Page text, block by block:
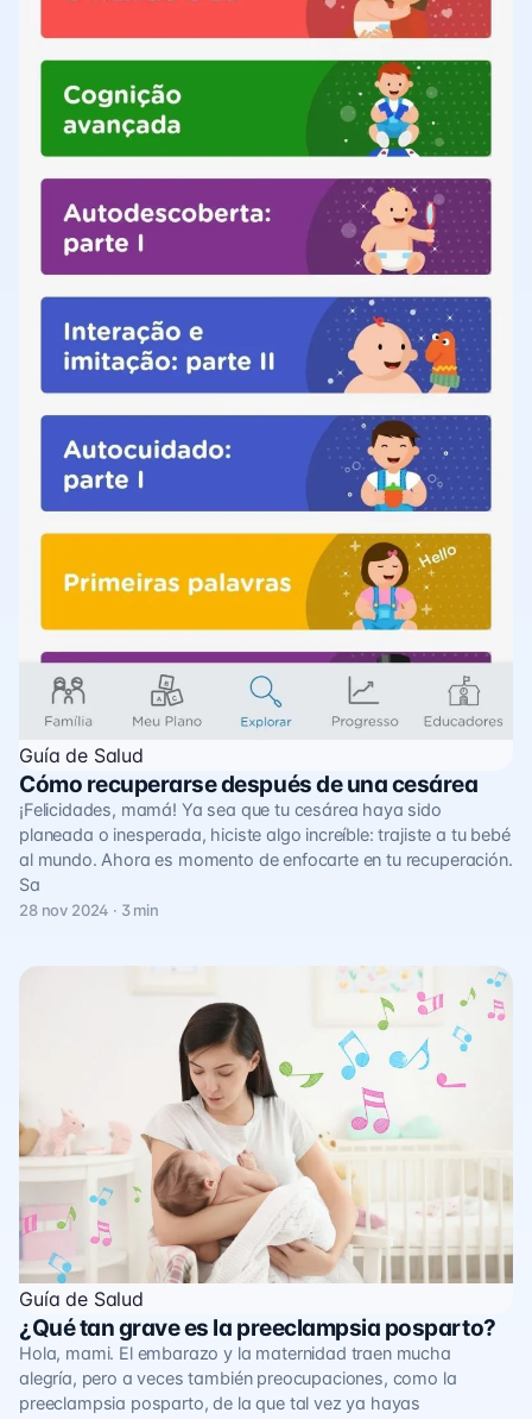
Guía de Salud
Cómo recuperarse después de una cesárea
¡Felicidades, mamá! Ya sea que tu cesárea haya sido
planeada o inesperada, hiciste algo increíble: trajiste a tu bebé
al mundo. Ahora es momento de enfocarte en tu recuperación.
Sa
28 nov 2024 · 3 min
Guía de Salud
¿Qué tan grave es la preeclampsia posparto?
Hola, mami. El embarazo y la maternidad traen mucha
alegría, pero a veces también preocupaciones, como la
preeclampsia posparto, de la que tal vez ya hayas